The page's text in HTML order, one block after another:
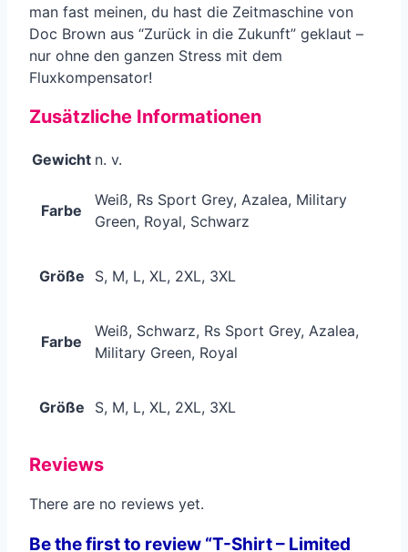
man fast meinen, du hast die Zeitmaschine von
Doc Brown aus “Zurück in die Zukunft” geklaut –
nur ohne den ganzen Stress mit dem
Fluxkompensator!
Zusätzliche Informationen
Gewicht n. v.
Farbe
Weiß, Rs Sport Grey, Azalea, Military
Green, Royal, Schwarz
Größe S, M, L, XL, 2XL, 3XL
Farbe
Weiß, Schwarz, Rs Sport Grey, Azalea,
Military Green, Royal
Größe S, M, L, XL, 2XL, 3XL
Reviews
There are no reviews yet.
Be the first to review “T-Shirt – Limited